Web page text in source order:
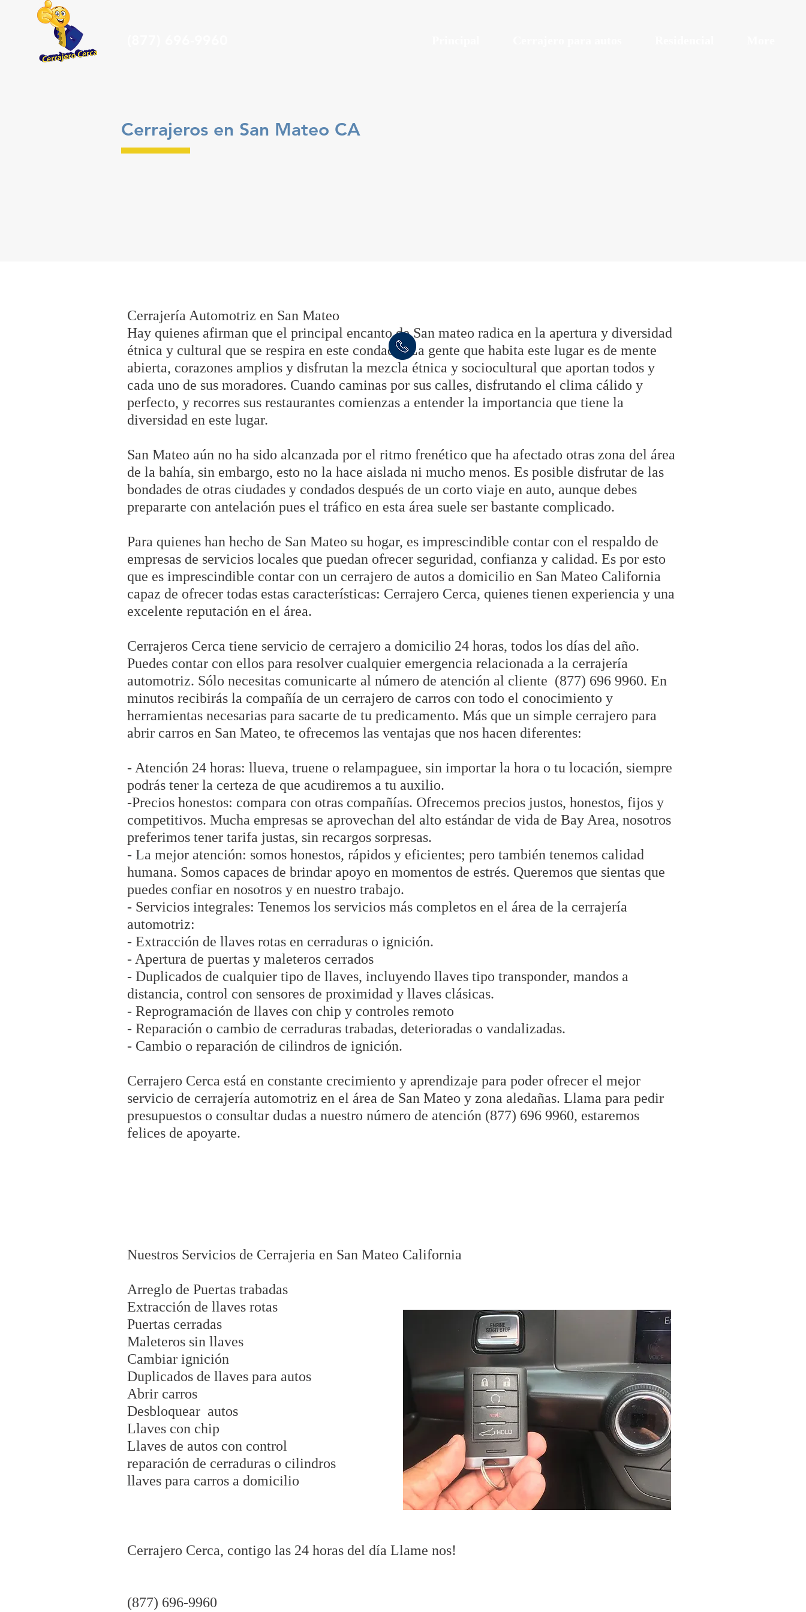
Cerrajeros en San Mateo CA
Cerrajería Automotriz en San Mateo
Hay quienes afirman que el principal encanto de San mateo radica en la apertura y diversidad
étnica y cultural que se respira en este condado. La gente que habita este lugar es de mente
abierta, corazones amplios y disfrutan la mezcla étnica y sociocultural que aportan todos y
cada uno de sus moradores. Cuando caminas por sus calles, disfrutando el clima cálido y
perfecto, y recorres sus restaurantes comienzas a entender la importancia que tiene la
diversidad en este lugar.
San Mateo aún no ha sido alcanzada por el ritmo frenético que ha afectado otras zona del área
de la bahía, sin embargo, esto no la hace aislada ni mucho menos. Es posible disfrutar de las
bondades de otras ciudades y condados después de un corto viaje en auto, aunque debes
prepararte con antelación pues el tráfico en esta área suele ser bastante complicado.
Para quienes han hecho de San Mateo su hogar, es imprescindible contar con el respaldo de
empresas de servicios locales que puedan ofrecer seguridad, confianza y calidad. Es por esto
que es imprescindible contar con un cerrajero de autos a domicilio en San Mateo California
capaz de ofrecer todas estas características: Cerrajero Cerca, quienes tienen experiencia y una
excelente reputación en el área.
Cerrajeros Cerca tiene servicio de cerrajero a domicilio 24 horas, todos los días del año.
Puedes contar con ellos para resolver cualquier emergencia relacionada a la cerrajería
automotriz. Sólo necesitas comunicarte al número de atención al cliente (877) 696 9960. En
minutos recibirás la compañía de un cerrajero de carros con todo el conocimiento y
herramientas necesarias para sacarte de tu predicamento. Más que un simple cerrajero para
abrir carros en San Mateo, te ofrecemos las ventajas que nos hacen diferentes:
- Atención 24 horas: llueva, truene o relampaguee, sin importar la hora o tu locación, siempre
podrás tener la certeza de que acudiremos a tu auxilio.
-Precios honestos: compara con otras compañías. Ofrecemos precios justos, honestos, fijos y
competitivos. Mucha empresas se aprovechan del alto estándar de vida de Bay Area, nosotros
preferimos tener tarifa justas, sin recargos sorpresas.
- La mejor atención: somos honestos, rápidos y eficientes; pero también tenemos calidad
humana. Somos capaces de brindar apoyo en momentos de estrés. Queremos que sientas que
puedes confiar en nosotros y en nuestro trabajo.
- Servicios integrales: Tenemos los servicios más completos en el área de la cerrajería
automotriz:
- Extracción de llaves rotas en cerraduras o ignición.
- Apertura de puertas y maleteros cerrados
- Duplicados de cualquier tipo de llaves, incluyendo llaves tipo transponder, mandos a
distancia, control con sensores de proximidad y llaves clásicas.
- Reprogramación de llaves con chip y controles remoto
- Reparación o cambio de cerraduras trabadas, deterioradas o vandalizadas.
- Cambio o reparación de cilindros de ignición.
Cerrajero Cerca está en constante crecimiento y aprendizaje para poder ofrecer el mejor
servicio de cerrajería automotriz en el área de San Mateo y zona aledañas. Llama para pedir
presupuestos o consultar dudas a nuestro número de atención (877) 696 9960, estaremos
felices de apoyarte.
Nuestros Servicios de Cerrajeria en San Mateo California
Arreglo de Puertas trabadas
Extracción de llaves rotas
Puertas cerradas
Maleteros sin llaves
Cambiar ignición
Duplicados de llaves para autos
Abrir carros
Desbloquear autos
Llaves con chip
Llaves de autos con control
reparación de cerraduras o cilindros
llaves para carros a domicilio
Cerrajero Cerca, contigo las 24 horas del día Llame nos!
(877) 696-9960